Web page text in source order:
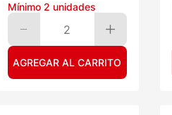
Mínimo 2 unidades
2
AGREGAR AL CARRITO